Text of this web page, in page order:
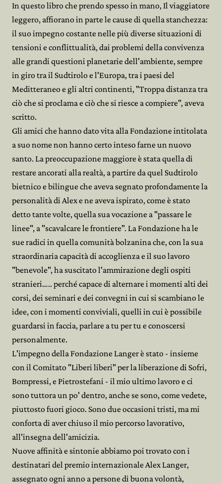
In questo libro che prendo spesso in mano, Il viaggiatore
leggero, affiorano in parte le cause di quella stanchezza:
il suo impegno costante nelle più diverse situazioni di
tensioni e conflittualità, dai problemi della convivenza
alle grandi questioni planetarie dell'ambiente, sempre
in giro tra il Sudtirolo e l'Europa, tra i paesi del
Meditteraneo e gli altri continenti, "Troppa distanza tra
ciò che si proclama e ciò che si riesce a compiere", aveva
scritto.
Gli amici che hanno dato vita alla Fondazione intitolata
a suo nome non hanno certo inteso farne un nuovo
santo. La preoccupazione maggiore è stata quella di
restare ancorati alla realtà, a partire da quel Sudtirolo
bietnico e bilingue che aveva segnato profondamente la
personalità di Alex e ne aveva ispirato, come è stato
detto tante volte, quella sua vocazione a "passare le
linee", a "scavalcare le frontiere". La Fondazione ha le
sue radici in quella comunità bolzanina che, con la sua
straordinaria capacità di accoglienza e il suo lavoro
"benevole", ha suscitato l'ammirazione degli ospiti
stranieri….. perché capace di alternare i momenti alti dei
corsi, dei seminari e dei convegni in cui si scambiano le
idee, con i momenti conviviali, quelli in cui è possibile
guardarsi in faccia, parlare a tu per tu e conoscersi
personalmente.
L'impegno della Fondazione Langer è stato - insieme
con il Comitato "Liberi liberi" per la liberazione di Sofri,
Bompressi, e Pietrostefani - il mio ultimo lavoro e ci
sono tuttora un po' dentro, anche se sono, come vedete,
piuttosto fuori gioco. Sono due occasioni tristi, ma mi
conforta di aver chiuso il mio percorso lavorativo,
all'insegna dell'amicizia.
Nuove affinità e sintonie abbiamo poi trovato con i
destinatari del premio internazionale Alex Langer,
assegnato ogni anno a persone di buona volontà,